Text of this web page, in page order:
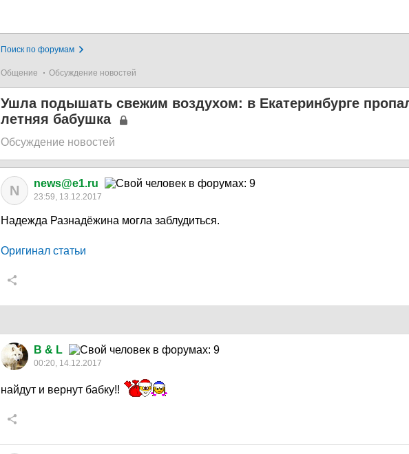
Поиск по форумам
Общение Обсуждение новостей
Ушла подышать свежим воздухом: в Екатеринбурге
летняя бабушка
Обсуждение новостей
N news@e1.ru
23:59, 13.12.2017
Надежда Разнадёжина могла заблудиться.
Оригинал статьи
B & L
00:20, 14.12.2017
найдут и вернут бабку!!